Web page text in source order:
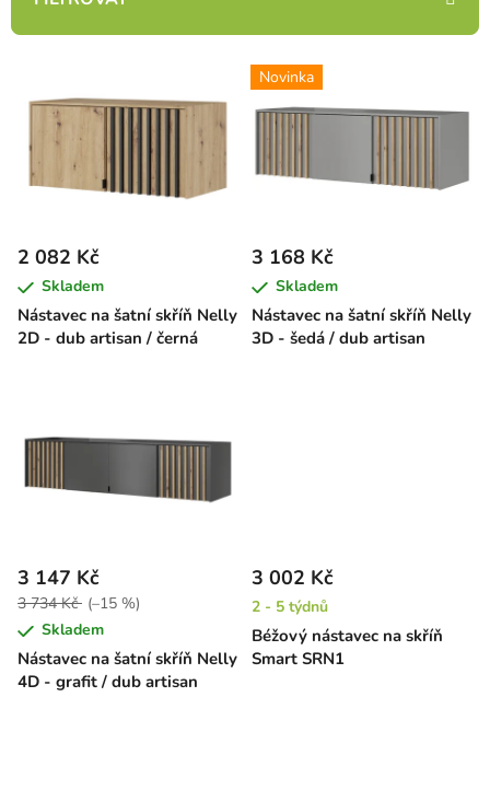
n
t
ů
r
o
d
u
Nástavec na šatní skříň Nelly
2D - dub artisan / černá
2 082 Kč
Skladem
Novinka
Nástavec na šatní skříň Nelly
3D - šedá / dub artisan
3 168 Kč
Skladem
Nástavec na šatní skříň Nelly
4D - grafit / dub artisan
3 147 Kč
3 734 Kč (–15 %)
Skladem
Béžový nástavec na skříň
Smart SRN1
3 002 Kč
2 - 5 týdnů